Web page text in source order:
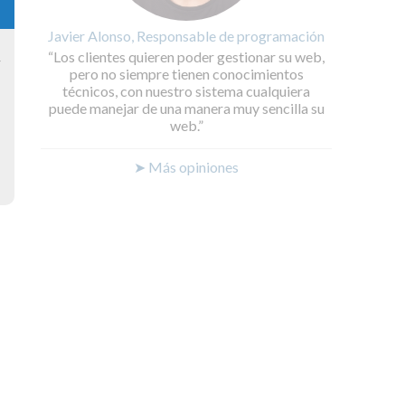
Javier Alonso, Responsable de programación
Los clientes quieren poder gestionar su web,
pero no siempre tienen conocimientos
técnicos, con nuestro sistema cualquiera
puede manejar de una manera muy sencilla su
web.
➤ Más opiniones